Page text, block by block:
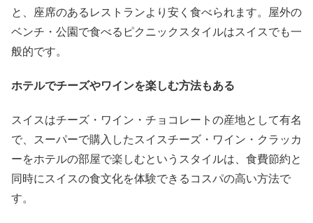
と、座席のあるレストランより安く食べられます。屋外の
ベンチ・公園で食べるピクニックスタイルはスイスでも一
般的です。
ホテルでチーズやワインを楽しむ方法もある
スイスはチーズ・ワイン・チョコレートの産地として有名
で、スーパーで購入したスイスチーズ・ワイン・クラッカ
ーをホテルの部屋で楽しむというスタイルは、食費節約と
同時にスイスの食文化を体験できるコスパの高い方法で
す。